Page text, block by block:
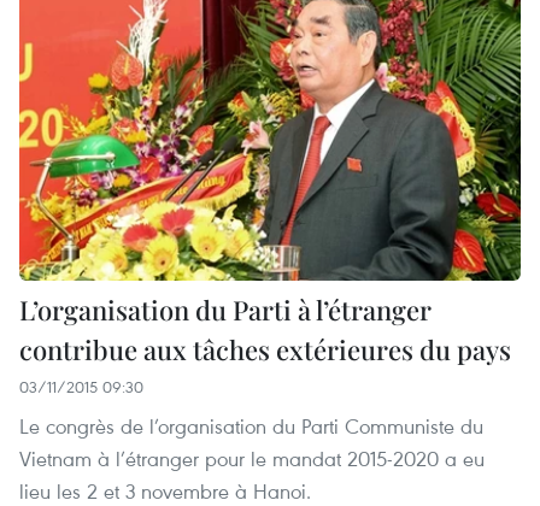
L’organisation du Parti à l’étranger
contribue aux tâches extérieures du pays
03/11/2015 09:30
Le congrès de l’organisation du Parti Communiste du
Vietnam à l’étranger pour le mandat 2015-2020 a eu
lieu les 2 et 3 novembre à Hanoi.